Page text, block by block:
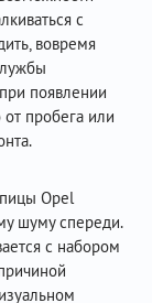
с
вовремя
появлении
пробега или
Opel
шуму спереди.
с набором